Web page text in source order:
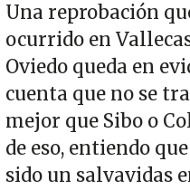
Una reprobación
ocurrido en
Oviedo queda en
cuenta que no se
mejor que Sibo o
de eso, entiendo
sido un salvavidas